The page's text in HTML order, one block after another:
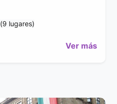
lugares)
Ver más